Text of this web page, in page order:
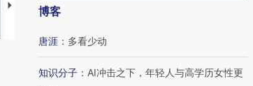
特朗普出席葬礼疑似打瞌
睡引争议 白宫怒斥批评
博客
唐涯 ： 多看少动
知识分子 ： AI冲击之下，年轻人与高学历女性更